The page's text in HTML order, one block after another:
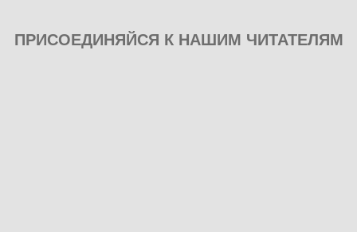
ПРИСОЕДИНЯЙСЯ К НАШИМ ЧИТАТЕЛЯМ